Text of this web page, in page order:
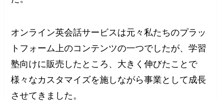
オンライン英会話サービスは元々私たちのプラッ
トフォーム上のコンテンツの一つでしたが、学習
塾向けに販売したところ、大きく伸びたことで
様々なカスタマイズを施しながら事業として成長
させてきました。